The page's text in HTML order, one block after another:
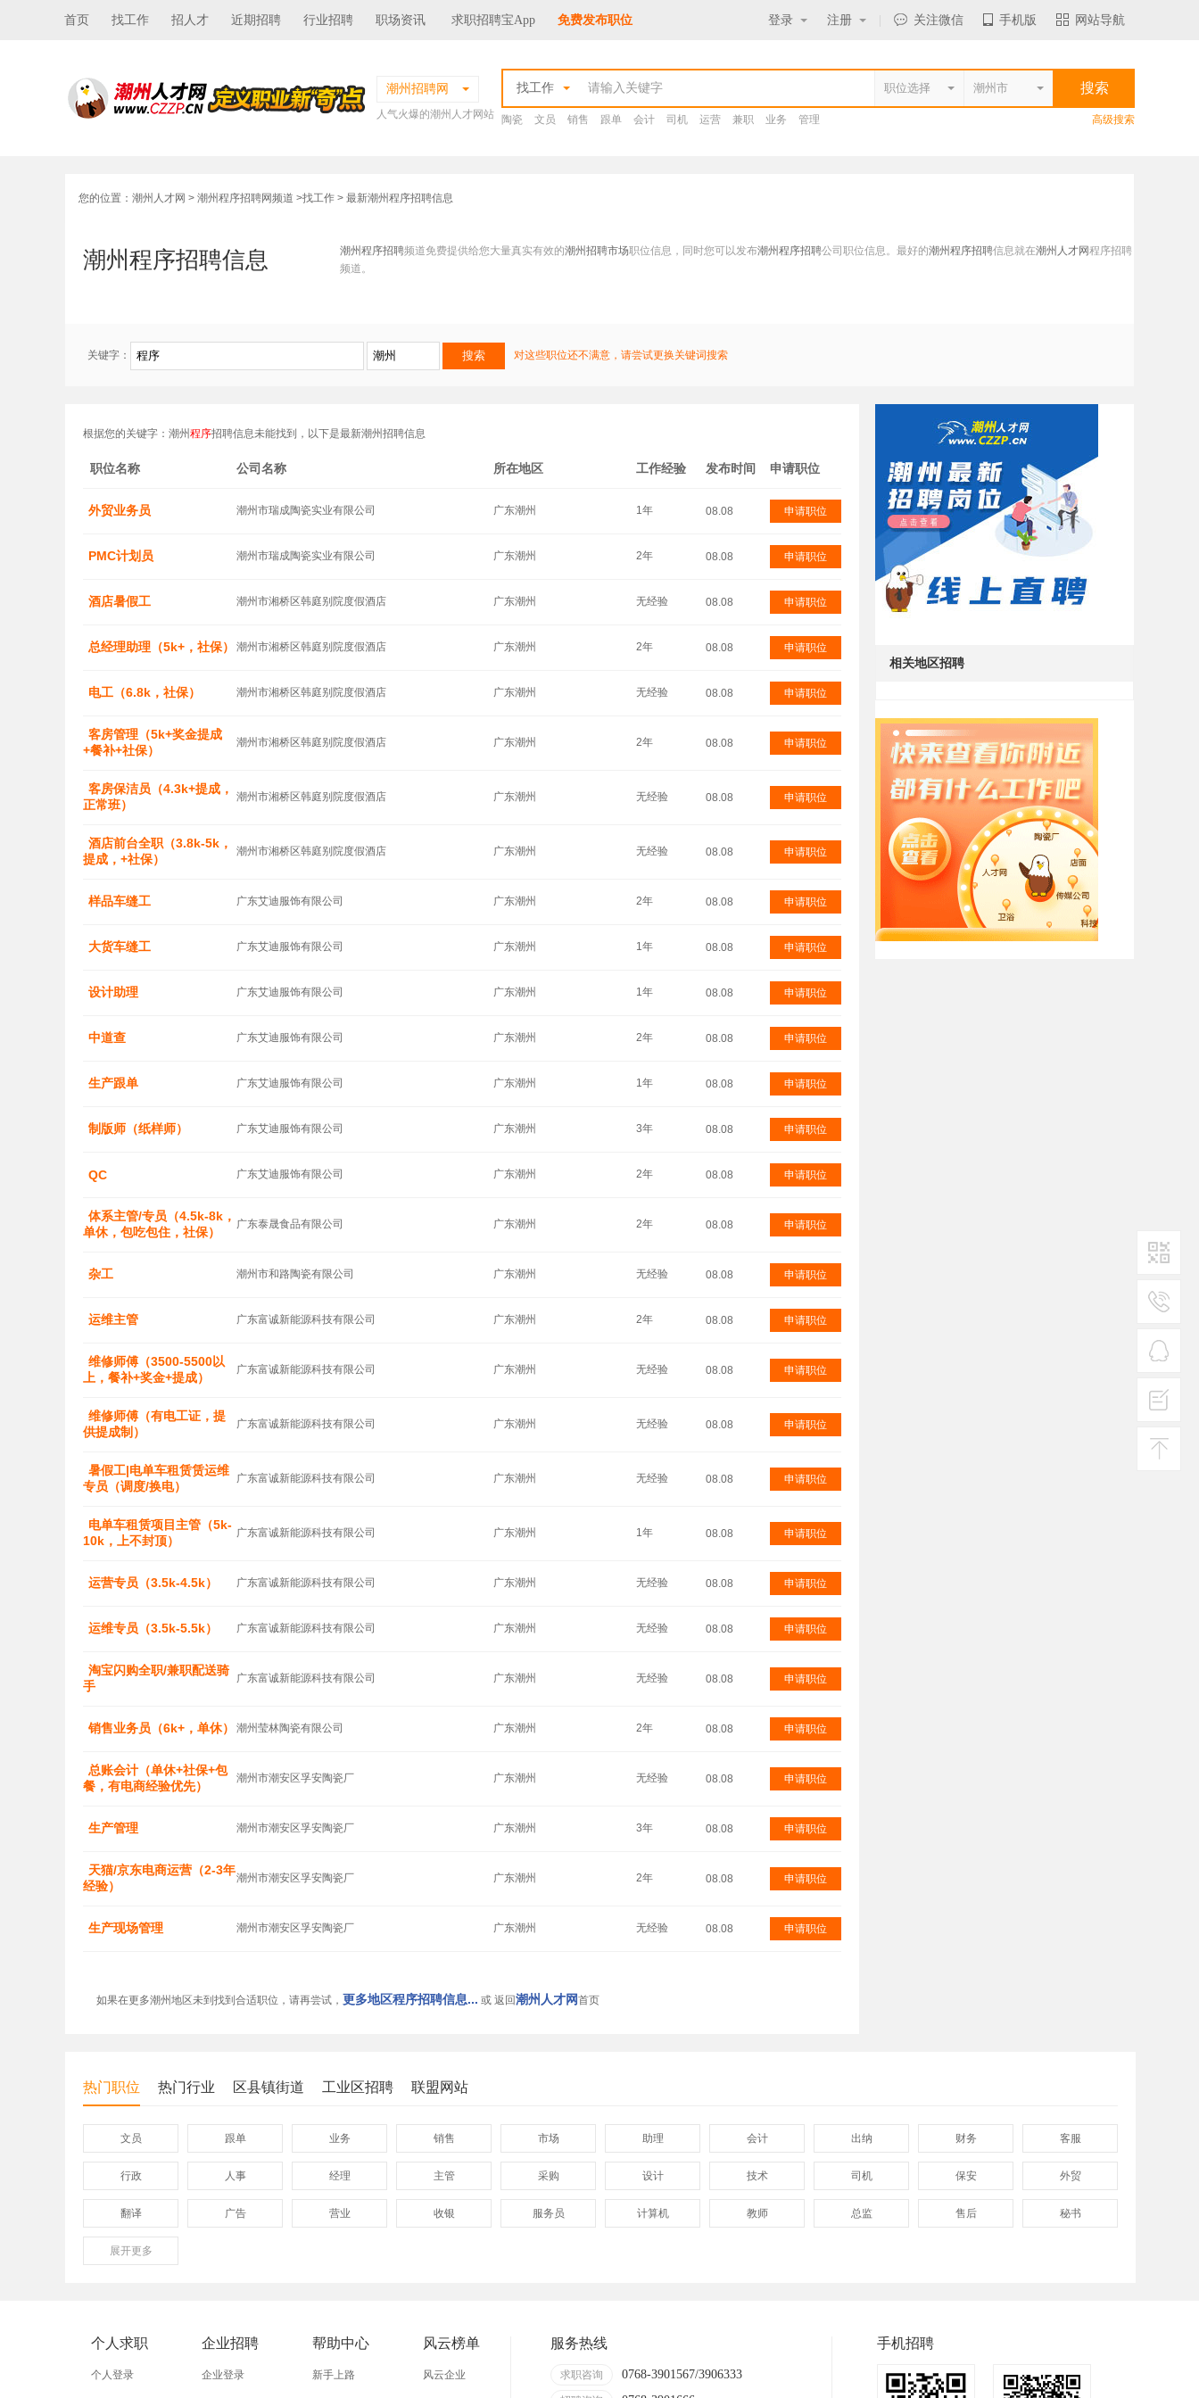
首页 找工作 招人才 近期招聘 行业招聘 职场资讯 求职招聘宝App 免费发布职位 登录 注册 关注微信 手机版 网站导航
潮州招聘网
人气火爆的潮州人才网站
找工作
陶瓷 文员 销售 跟单 会计 司机 运营 兼职 业务 管理 高级搜索
您的位置： 潮州人才网 > 潮州程序招聘网频道 >找工作 > 最新潮州程序招聘信息
潮州程序招聘信息 潮州程序招聘频道免费提供给您大量真实有效的潮州招聘市场职位信息，同时您可以发布潮州程序招聘公司职位信息。最好的潮州程序招聘信息就在潮州人才网程序招聘
频道。
关键字： 对这些职位还不满意，请尝试更换关键词搜索
根据您的关键字：潮州 程序招聘信息未能找到，以下是最新潮州招聘信息
职位名称 公司名称 所在地区 工作经验 发布时间 申请职位
外贸业务员 潮州市瑞成陶瓷实业有限公司 广东潮州 1年 08.08 申请职位
PMC计划员 潮州市瑞成陶瓷实业有限公司 广东潮州 2年 08.08 申请职位
酒店暑假工 潮州市湘桥区韩庭别院度假酒店 广东潮州 无经验 08.08 申请职位
总经理助理（5k+，社保） 潮州市湘桥区韩庭别院度假酒店 广东潮州 2年 08.08 申请职位
电工（6.8k，社保） 潮州市湘桥区韩庭别院度假酒店 广东潮州 无经验 08.08 申请职位
客房管理（5k+奖金提成
+餐补+社保）
潮州市湘桥区韩庭别院度假酒店 广东潮州 2年 08.08 申请职位
客房保洁员（4.3k+提成，
正常班）
潮州市湘桥区韩庭别院度假酒店 广东潮州 无经验 08.08 申请职位
酒店前台全职（3.8k-5k，
提成，+社保）
潮州市湘桥区韩庭别院度假酒店 广东潮州 无经验 08.08 申请职位
样品车缝工 广东艾迪服饰有限公司 广东潮州 2年 08.08 申请职位
大货车缝工 广东艾迪服饰有限公司 广东潮州 1年 08.08 申请职位
设计助理 广东艾迪服饰有限公司 广东潮州 1年 08.08 申请职位
中道查 广东艾迪服饰有限公司 广东潮州 2年 08.08 申请职位
生产跟单 广东艾迪服饰有限公司 广东潮州 1年 08.08 申请职位
制版师（纸样师） 广东艾迪服饰有限公司 广东潮州 3年 08.08 申请职位
QC 广东艾迪服饰有限公司 广东潮州 2年 08.08 申请职位
体系主管/专员（4.5k-8k，
单休，包吃包住，社保）
广东泰晟食品有限公司 广东潮州 2年 08.08 申请职位
杂工 潮州市和路陶瓷有限公司 广东潮州 无经验 08.08 申请职位
运维主管 广东富诚新能源科技有限公司 广东潮州 2年 08.08 申请职位
维修师傅（3500-5500以
上，餐补+奖金+提成）
广东富诚新能源科技有限公司 广东潮州 无经验 08.08 申请职位
维修师傅（有电工证，提
供提成制）
广东富诚新能源科技有限公司 广东潮州 无经验 08.08 申请职位
暑假工|电单车租赁赁运维
专员（调度/换电）
广东富诚新能源科技有限公司 广东潮州 无经验 08.08 申请职位
电单车租赁项目主管（5k-
10k，上不封顶）
广东富诚新能源科技有限公司 广东潮州 1年 08.08 申请职位
运营专员（3.5k-4.5k） 广东富诚新能源科技有限公司 广东潮州 无经验 08.08 申请职位
运维专员（3.5k-5.5k） 广东富诚新能源科技有限公司 广东潮州 无经验 08.08 申请职位
淘宝闪购全职/兼职配送骑
手
广东富诚新能源科技有限公司 广东潮州 无经验 08.08 申请职位
销售业务员（6k+，单休） 潮州莹林陶瓷有限公司 广东潮州 2年 08.08 申请职位
总账会计（单休+社保+包
餐，有电商经验优先）
潮州市潮安区孚安陶瓷厂 广东潮州 无经验 08.08 申请职位
生产管理 潮州市潮安区孚安陶瓷厂 广东潮州 3年 08.08 申请职位
天猫/京东电商运营（2-3年
经验）
潮州市潮安区孚安陶瓷厂 广东潮州 2年 08.08 申请职位
生产现场管理 潮州市潮安区孚安陶瓷厂 广东潮州 无经验 08.08 申请职位
如果在更多潮州地区未到找到合适职位，请再尝试， 更多地区程序招聘信息... 或 返回潮州人才网首页
相关地区招聘
热门职位 热门行业 区县镇街道 工业区招聘 联盟网站
文员 跟单 业务 销售 市场 助理 会计 出纳 财务 客服
行政 人事 经理 主管 采购 设计 技术 司机 保安 外贸
翻译 广告 营业 收银 服务员 计算机 教师 总监 售后 秘书
保险
展开更多
个人求职
个人登录
企业招聘
企业登录
帮助中心
新手上路
风云榜单
风云企业
服务热线
求职咨询 0768-3901567/3906333
手机招聘
二维码1
热线
客服
建议